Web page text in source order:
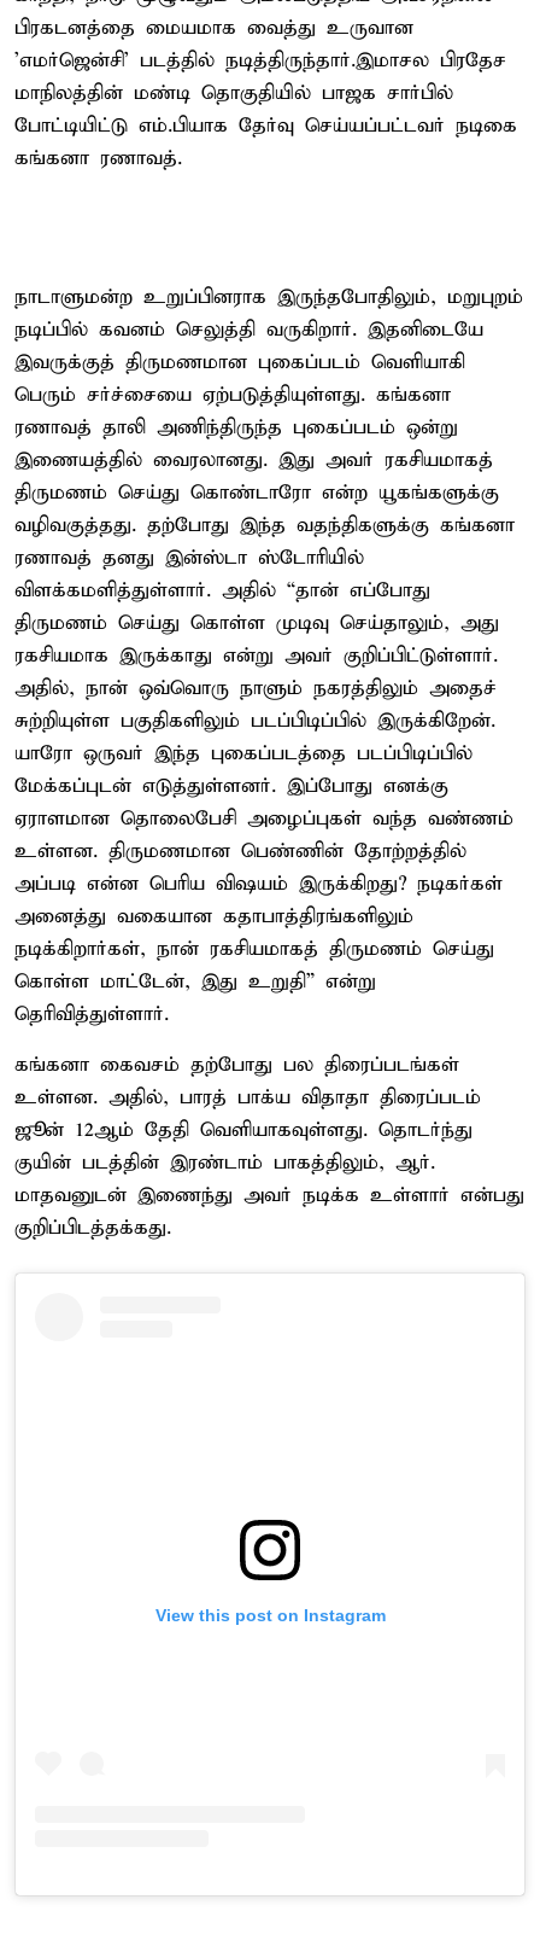
பிரகடனத்தை மையமாக வைத்து உருவான
'எமர்ஜென்சி' படத்தில் நடித்திருந்தார்.இமாசல பிரதேச
மாநிலத்தின் மண்டி தொகுதியில் பாஜக சார்பில்
போட்டியிட்டு எம்.பியாக தேர்வு செய்யப்பட்டவர் நடிகை
கங்கனா ரணாவத்.
நாடாளுமன்ற உறுப்பினராக இருந்தபோதிலும், மறுபுறம்
நடிப்பில் கவனம் செலுத்தி வருகிறார். இதனிடையே
இவருக்குத் திருமணமான புகைப்படம் வெளியாகி
பெரும் சர்ச்சையை ஏற்படுத்தியுள்ளது. கங்கனா
ரணாவத் தாலி அணிந்திருந்த புகைப்படம் ஒன்று
இணையத்தில் வைரலானது. இது அவர் ரகசியமாகத்
திருமணம் செய்து கொண்டாரோ என்ற யூகங்களுக்கு
வழிவகுத்தது. தற்போது இந்த வதந்திகளுக்கு கங்கனா
ரணாவத் தனது இன்ஸ்டா ஸ்டோரியில்
விளக்கமளித்துள்ளார். அதில் “தான் எப்போது
திருமணம் செய்து கொள்ள முடிவு செய்தாலும், அது
ரகசியமாக இருக்காது என்று அவர் குறிப்பிட்டுள்ளார்.
அதில், நான் ஒவ்வொரு நாளும் நகரத்திலும் அதைச்
சுற்றியுள்ள பகுதிகளிலும் படப்பிடிப்பில் இருக்கிறேன்.
யாரோ ஒருவர் இந்த புகைப்படத்தை படப்பிடிப்பில்
மேக்கப்புடன் எடுத்துள்ளனர். இப்போது எனக்கு
ஏராளமான தொலைபேசி அழைப்புகள் வந்த வண்ணம்
உள்ளன. திருமணமான பெண்ணின் தோற்றத்தில்
அப்படி என்ன பெரிய விஷயம் இருக்கிறது? நடிகர்கள்
அனைத்து வகையான கதாபாத்திரங்களிலும்
நடிக்கிறார்கள், நான் ரகசியமாகத் திருமணம் செய்து
கொள்ள மாட்டேன், இது உறுதி” என்று
தெரிவித்துள்ளார்.
கங்கனா கைவசம் தற்போது பல திரைப்படங்கள்
உள்ளன. அதில், பாரத் பாக்ய விதாதா திரைப்படம்
ஜூன் 12ஆம் தேதி வெளியாகவுள்ளது. தொடர்ந்து
குயின் படத்தின் இரண்டாம் பாகத்திலும், ஆர்.
மாதவனுடன் இணைந்து அவர் நடிக்க உள்ளார் என்பது
குறிப்பிடத்தக்கது.
View this post on Instagram